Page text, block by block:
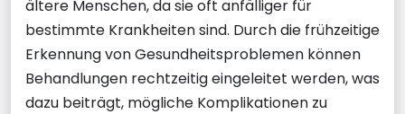
ältere Menschen, da sie oft anfälliger für
bestimmte Krankheiten sind. Durch die frühzeitige
Erkennung von Gesundheitsproblemen können
Behandlungen rechtzeitig eingeleitet werden, was
dazu beiträgt, mögliche Komplikationen zu